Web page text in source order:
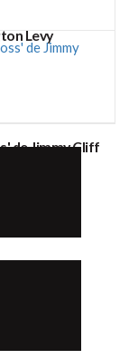
Levy
de Jimmy Cliff